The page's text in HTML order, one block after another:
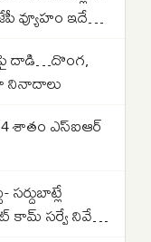
వ్యూహం ఇదే
దాడి…దొంగ,
నినాదాలు
శాతం ఎస్ఐఆర్
సర్దుబాట్లే
కామ్ సర్వే నివేదిక